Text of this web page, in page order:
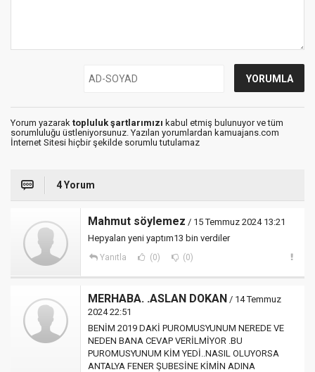
Yorum yazarak topluluk şartlarımızı kabul etmiş bulunuyor ve tüm
sorumluluğu üstleniyorsunuz. Yazılan yorumlardan kamuajans.com
İnternet Sitesi hiçbir şekilde sorumlu tutulamaz
4 Yorum
Mahmut söylemez / 15 Temmuz 2024 13:21
Hepyalan yeni yaptım13 bin verdiler
Yanıtla (0) (0)
MERHABA. .ASLAN DOKAN / 14 Temmuz
2024 22:51
BENİM 2019 DAKİ PUROMUSYUNUM NEREDE VE
NEDEN BANA CEVAP VERİLMİYOR .BU
PUROMUSYUNUM KİM YEDİ..NASIL OLUYORSA
ANTALYA FENER ŞUBESİNE KİMİN ADINA